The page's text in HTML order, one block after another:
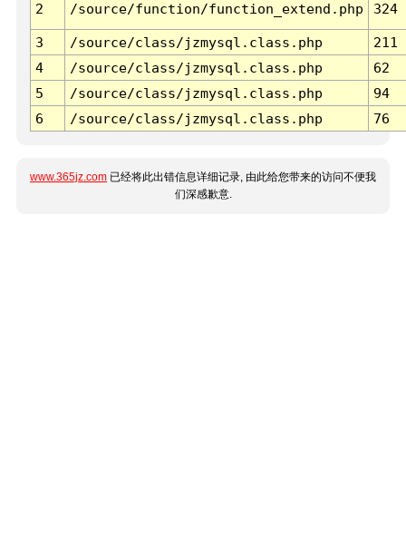
2 /source/function/function_extend.php 324
3 /source/class/jzmysql.class.php
211
4
/source/class/jzmysql.class.php
62
5
/source/class/jzmysql.class.php
94
6
/source/class/jzmysql.class.php 76
www.365jz.com 已经将此出错信息详细记录, 由此给您带来的访问不便我
们深感歉意.